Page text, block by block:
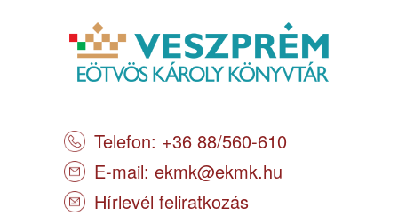
Telefon: +36 88/560-610
E-mail: ekmk@ekmk.hu
Hírlevél feliratkozás